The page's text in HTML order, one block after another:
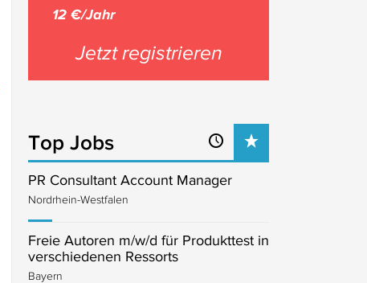
12 €/Jahr
Jetzt registrieren
Top Jobs
PR Consultant Account Manager
Nordrhein-Westfalen
Freie Autoren m/w/d für Produkttest in
verschiedenen Ressorts
Bayern